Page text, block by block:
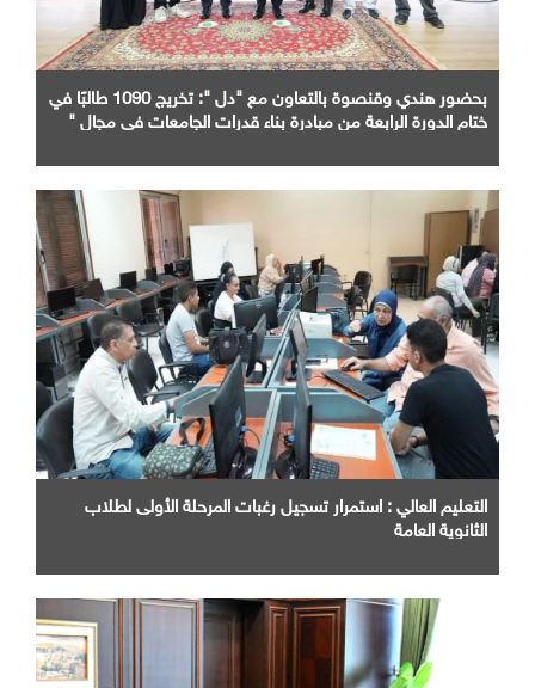
بحضور هندي وقنصوة بالتعاون مع "دل ": تخريج 1090 طالبًا في
ختام الدورة الرابعة من مبادرة بناء قدرات الجامعات في مجال "
التعليم العالي : استمرار تسجيل رغبات المرحلة الأولى لطلاب
الثانوية العامة